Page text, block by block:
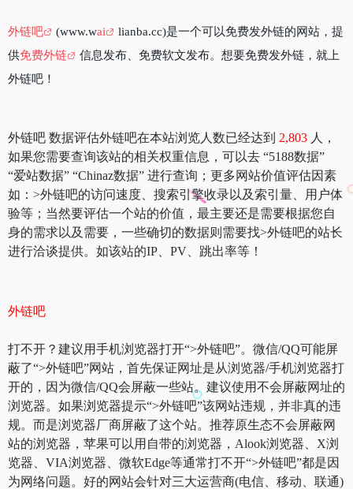
外链吧 (www.wai
lianba.cc)是一个可以免费发外链的网站，提
供免费外链
信息发布、免费软文发布。想要免费发外链，就上
外链吧！
外链吧 数据评估外链吧在本站浏览人数已经达到 2,803 人，
如果您需要查询该站的相关权重信息，可以去 “5188数据”
“爱站数据” “Chinaz数据” 进行查询；更多网站价值评估因素
如：>外链吧的访问速度、搜索引擎收录以及索引量、用户体
验等；当然要评估一个站的价值，最主要还是需要根据您自
身的需求以及需要，一些确切的数据则需要找>外链吧的站长
进行洽谈提供。如该站的IP、PV、跳出率等！
外链吧
打不开？建议用手机浏览器打开“>外链吧”。微信/QQ可能屏
蔽了“>外链吧”网站，首先保证网址是从浏览器/手机浏览器打
开的，因为微信/QQ会屏蔽一些站。建议使用不会屏蔽网址的
浏览器。如果浏览器提示“>外链吧”该网站违规，并非真的违
规。而是浏览器厂商屏蔽了这个站。推荐原生态不会屏蔽网
站的浏览器，苹果可以用自带的浏览器，Alook浏览器、X浏
览器、VIA浏览器、微软Edge等通常打不开“>外链吧”都是因
为网络问题。好的网站会针对三大运营商(电信、移动、联通)